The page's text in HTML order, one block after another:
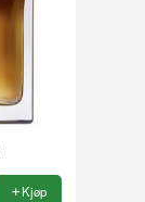
Kjøp